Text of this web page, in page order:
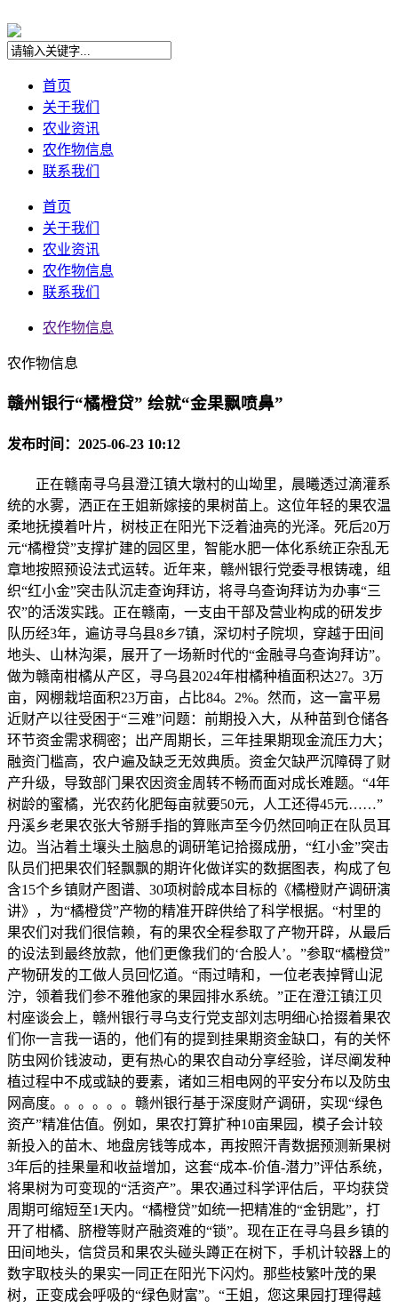
首页
关于我们
农业资讯
农作物信息
联系我们
首页
关于我们
农业资讯
农作物信息
联系我们
农作物信息
农作物信息
赣州银行“橘橙贷” 绘就“金果飘喷鼻”
发布时间：2025-06-23 10:12
正在赣南寻乌县澄江镇大墩村的山坳里，晨曦透过滴灌系
统的水雾，洒正在王姐新嫁接的果树苗上。这位年轻的果农温
柔地抚摸着叶片，树枝正在阳光下泛着油亮的光泽。死后20万
元“橘橙贷”支撑扩建的园区里，智能水肥一体化系统正杂乱无
章地按照预设法式运转。近年来，赣州银行党委寻根铸魂，组
织“红小金”突击队沉走查询拜访，将寻乌查询拜访为办事“三
农”的活泼实践。正在赣南，一支由干部及营业构成的研发步
队历经3年，遍访寻乌县8乡7镇，深切村子院坝，穿越于田间
地头、山林沟渠，展开了一场新时代的“金融寻乌查询拜访”。
做为赣南柑橘从产区，寻乌县2024年柑橘种植面积达27。3万
亩，网棚栽培面积23万亩，占比84。2%。然而，这一富平易
近财产以往受困于“三难”问题：前期投入大，从种苗到仓储各
环节资金需求稠密；出产周期长，三年挂果期现金流压力大；
融资门槛高，农户遍及缺乏无效典质。资金欠缺严沉障碍了财
产升级，导致部门果农因资金周转不畅而面对成长难题。“4年
树龄的蜜橘，光农药化肥每亩就要50元，人工还得45元……”
丹溪乡老果农张大爷掰手指的算账声至今仍然回响正在队员耳
边。当沾着土壤头土脑息的调研笔记拾掇成册，“红小金”突击
队员们把果农们轻飘飘的期许化做详实的数据图表，构成了包
含15个乡镇财产图谱、30项树龄成本目标的《橘橙财产调研演
讲》，为“橘橙贷”产物的精准开辟供给了科学根据。“村里的
果农们对我们很信赖，有的果农全程参取了产物开辟，从最后
的设法到最终放款，他们更像我们的‘合股人’。”参取“橘橙贷”
产物研发的工做人员回忆道。“雨过晴和，一位老表掉臂山泥
泞，领着我们参不雅他家的果园排水系统。”正在澄江镇江贝
村座谈会上，赣州银行寻乌支行党支部刘志明细心拾掇着果农
们你一言我一语的，他们有的提到挂果期资金缺口，有的关怀
防虫网价钱波动，更有热心的果农自动分享经验，详尽阐发种
植过程中不成或缺的要素，诸如三相电网的平安分布以及防虫
网高度。。。。。。赣州银行基于深度财产调研，实现“绿色
资产”精准估值。例如，果农打算扩种10亩果园，模子会计较
新投入的苗木、地盘房钱等成本，再按照汗青数据预测新果树
3年后的挂果量和收益增加，这套“成本-价值-潜力”评估系统，
将果树为可变现的“活资产”。果农通过科学评估后，平均获贷
周期可缩短至1天内。“橘橙贷”如统一把精准的“金钥匙”，打
开了柑橘、脐橙等财产融资难的“锁”。现在正在寻乌县乡镇的
田间地头，信贷员和果农头碰头蹲正在树下，手机计较器上的
数字取枝头的果实一同正在阳光下闪灼。那些枝繁叶茂的果
树，正变成会呼吸的“绿色财富”。“王姐，您这果园打理得越